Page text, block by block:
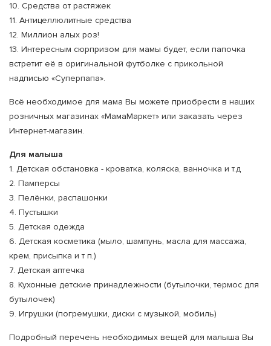
10. Средства от растяжек
11. Антицеллюлитные средства
12. Миллион алых роз!
13. Интересным сюрпризом для мамы будет, если папочка
встретит её в оригинальной футболке с прикольной
надписью «Суперпапа».
Всё необходимое для мама Вы можете приобрести в наших
розничных магазинах «МамаМаркет» или заказать через
Интернет-магазин.
Для малыша
1. Детская обстановка - кроватка, коляска, ванночка и т.д
2. Памперсы
3. Пелёнки, распашонки
4. Пустышки
5. Детская одежда
6. Детская косметика (мыло, шампунь, масла для массажа,
крем, присыпка и т п.)
7. Детская аптечка
8. Кухонные детские принадлежности (бутылочки, термос для
бутылочек)
9. Игрушки (погремушки, диски с музыкой, мобиль)
Подробный перечень необходимых вещей для малыша Вы